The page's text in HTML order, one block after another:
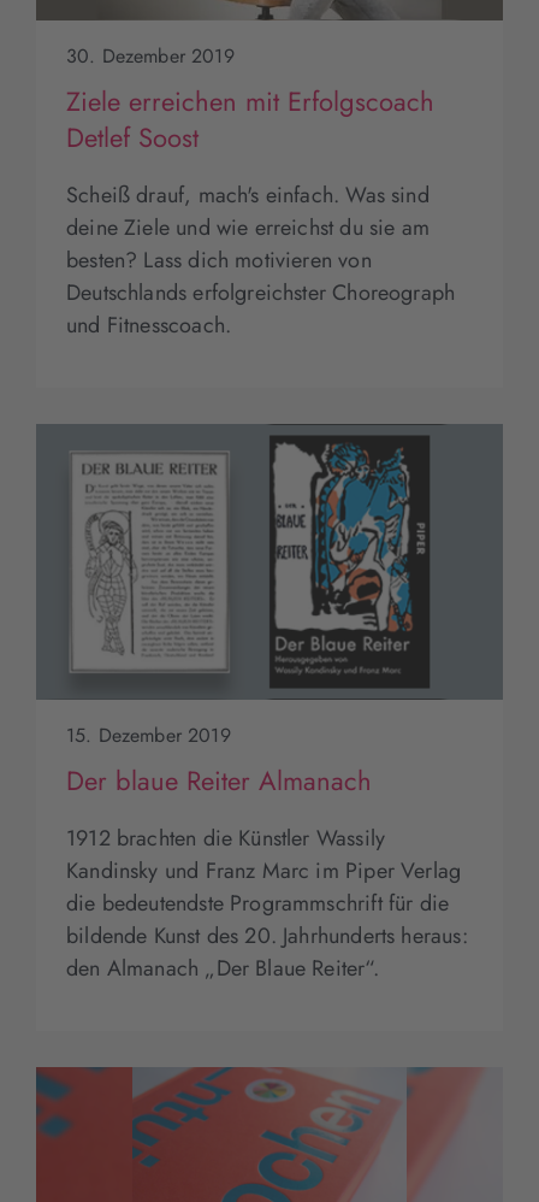
30. Dezember 2019
Ziele erreichen mit Erfolgscoach
Detlef Soost
Scheiß drauf, mach's einfach. Was sind
deine Ziele und wie erreichst du sie am
besten? Lass dich motivieren von
Deutschlands erfolgreichster Choreograph
und Fitnesscoach.
15. Dezember 2019
Der blaue Reiter Almanach
1912 brachten die Künstler Wassily
Kandinsky und Franz Marc im Piper Verlag
die bedeutendste Programmschrift für die
bildende Kunst des 20. Jahrhunderts heraus:
den Almanach „Der Blaue Reiter“.